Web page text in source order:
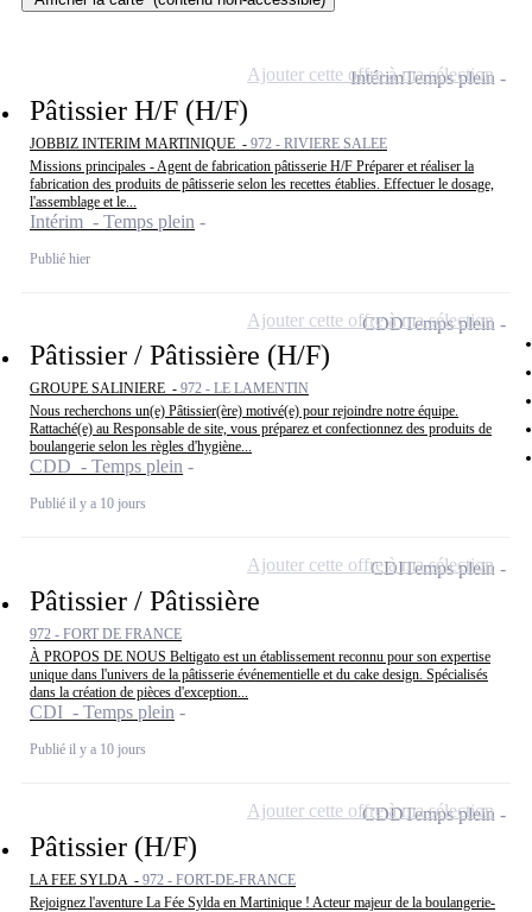
Pâtissier H/F (H/F)
JOBBIZ INTERIM MARTINIQUE - 972 - RIVIERE SALEE
Missions principales - Agent de fabrication pâtisserie H/F Préparer et réaliser la
fabrication des produits de pâtisserie selon les recettes établies. Effectuer le dosage,
l'assemblage et le...
Intérim - Temps plein
Publié hier
IntérimTemps plein
Ajouter cette offre à ma sélection
Pâtissier / Pâtissière (H/F)
GROUPE SALINIERE - 972 - LE LAMENTIN
Nous recherchons un(e) Pâtissier(ère) motivé(e) pour rejoindre notre équipe.
Rattaché(e) au Responsable de site, vous préparez et confectionnez des produits de
boulangerie selon les règles d'hygiène...
CDD - Temps plein
Publié il y a 10 jours
CDDTemps plein
Ajouter cette offre à ma sélection
Pâtissier / Pâtissière
972 - FORT DE FRANCE
À PROPOS DE NOUS Beltigato est un établissement reconnu pour son expertise
unique dans l'univers de la pâtisserie événementielle et du cake design. Spécialisés
dans la création de pièces d'exception...
CDI - Temps plein
Publié il y a 10 jours
CDITemps plein
Ajouter cette offre à ma sélection
Pâtissier (H/F)
LA FEE SYLDA - 972 - FORT-DE-FRANCE
Rejoignez l'aventure La Fée Sylda en Martinique ! Acteur majeur de la boulangerie-
CDDTemps plein
Ajouter cette offre à ma sélection